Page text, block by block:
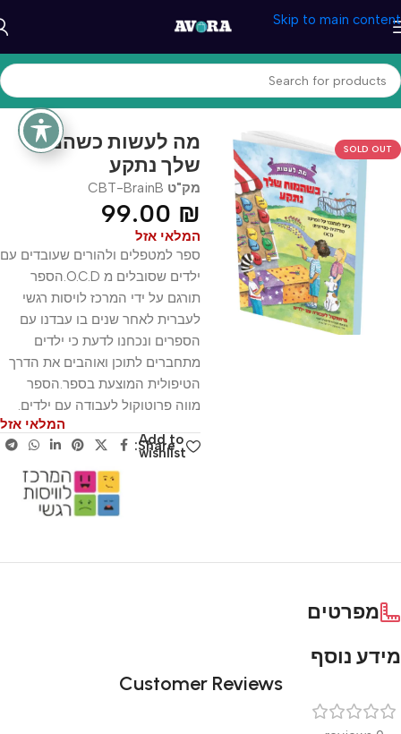
Skip to main content
עמוד הבית/טיפול והתפתחות/CBT מוצרי
SOLD OUT
מה לעשות כשהמח
שלך נתקע
מק"ט CBT-BrainB
99.00 ₪
המלאי אזל
ספר למטפלים ולהורים שעובדים עם
ילדים שסובלים מ O.C.D.הספר
תורגם על ידי המרכז לויסות רגשי
לעברית לאחר שנים בו עבדנו עם
הספרים ונכחנו לדעת כי ילדים
מתחברים לתוכן ואוהבים את הדרך
הטיפולית המוצעת בספר.הספר
מווה פרוטוקול לעבודה עם ילדים.
המלאי אזל
Add to
wishlist
Share:
מפרטים
מידע נוסף
Customer Reviews